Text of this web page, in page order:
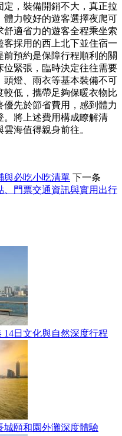
，裝備開銷不大，真正拉
體力較好的遊客選擇夜爬可
適省力的遊客全程乘坐索
採用的西上北下並住宿一
預約是保障行程順利的關
緊張，臨時決定往往需要
燈、雨衣等基本裝備不可
低，攜帶足夠保暖衣物比
先於節省費用，感到體力
。將上述費用構成瞭解清
海值得親身前往。
與必吃小吃清單 下一条
門票交通資訊與實用出行
日文化與自然深度行程
城頤和園外灘深度體驗